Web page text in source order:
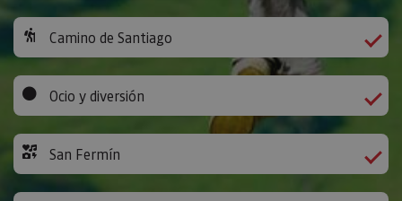
Camino de Santiago
Ocio y diversión
San Fermín